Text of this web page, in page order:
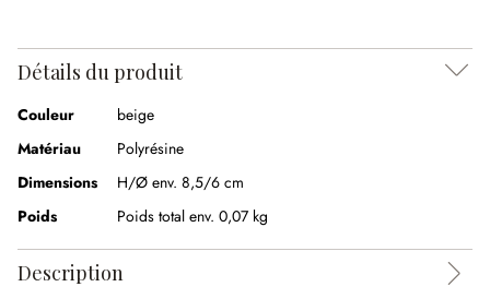
Détails du produit
Couleur
beige
Matériau
Polyrésine
Dimensions
H/Ø env. 8,5/6 cm
Poids
Poids total env. 0,07 kg
Description